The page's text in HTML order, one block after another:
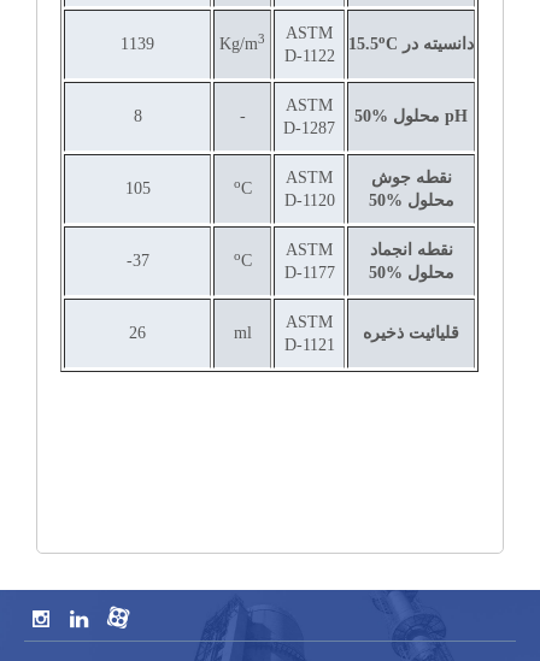
دانسیته در 15.5oC
ASTM
D-1122
Kg/m3
1139
pH محلول 50%
ASTM
D-1287
-
8
نقطه جوش
محلول 50%
ASTM
D-1120
oC
105
نقطه انجماد
محلول 50%
ASTM
D-1177
oC
37-
قلیائیت ذخیره
ASTM
D-1121
ml
26